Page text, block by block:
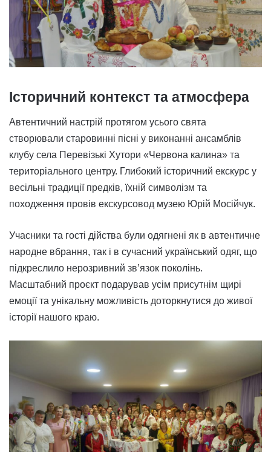
Історичний контекст та атмосфера
Автентичний настрій протягом усього свята
створювали старовинні пісні у виконанні ансамблів
клубу села Перевізькі Хутори «Червона калина» та
територіального центру. Глибокий історичний екскурс у
весільні традиції предків, їхній символізм та
походження провів екскурсовод музею Юрій Мосійчук.
Учасники та гості дійства були одягнені як в автентичне
народне вбрання, так і в сучасний український одяг, що
підкреслило нерозривний зв’язок поколінь.
Масштабний проєкт подарував усім присутнім щирі
емоції та унікальну можливість доторкнутися до живої
історії нашого краю.